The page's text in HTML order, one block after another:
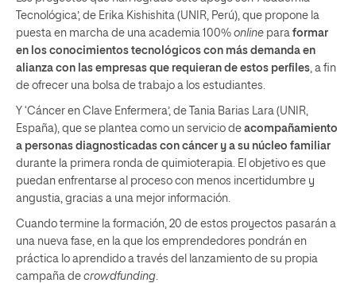
Tecnológica’, de Erika Kishishita (UNIR, Perú), que propone la
puesta en marcha de una academia 100% online para formar
en los conocimientos tecnológicos con más demanda en
alianza con las empresas que requieran de estos perfiles , a fin
de ofrecer una bolsa de trabajo a los estudiantes.
Y ‘Cáncer en Clave Enfermera’, de Tania Barias Lara (UNIR,
España), que se plantea como un servicio de acompañamiento
a personas diagnosticadas con cáncer y a su núcleo familiar
durante la primera ronda de quimioterapia. El objetivo es que
puedan enfrentarse al proceso con menos incertidumbre y
angustia, gracias a una mejor información.
Cuando termine la formación, 20 de estos proyectos pasarán a
una nueva fase, en la que los emprendedores pondrán en
práctica lo aprendido a través del lanzamiento de su propia
campaña de crowdfunding